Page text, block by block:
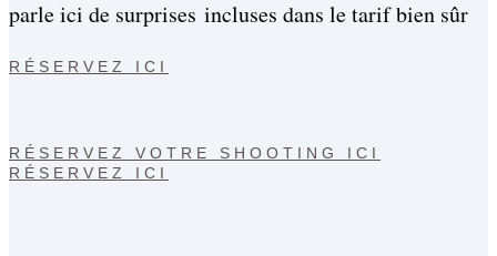
parle ici de surprises incluses dans le tarif bien sûr
RÉSERVEZ ICI
RÉSERVEZ VOTRE SHOOTING ICI
RÉSERVEZ ICI